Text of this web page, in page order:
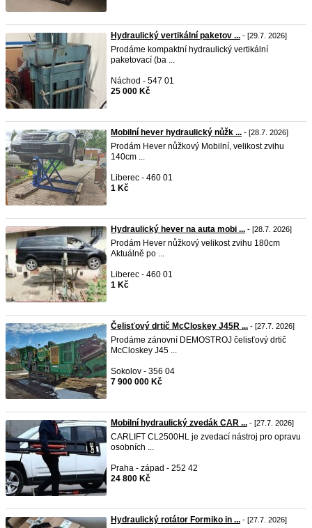
Hydraulický vertikální paketov ... - [29.7. 2026]
Prodáme kompaktní hydraulický vertikální
paketovací (ba ...
Náchod - 547 01
25 000 Kč
Mobilní hever hydraulický nůžk ... - [28.7. 2026]
Prodám Hever nůžkový Mobilní, velikost zvihu
140cm ...
Liberec - 460 01
1 Kč
Hydraulický hever na auta mobi ... - [28.7. 2026]
Prodám Hever nůžkový velikost zvihu 180cm
Aktuálně po ...
Liberec - 460 01
1 Kč
Čelisťový drtič McCloskey J45R ... - [27.7. 2026]
Prodáme zánovní DEMOSTROJ čelisťový drtič
McCloskey J45 ...
Sokolov - 356 04
7 900 000 Kč
Mobilní hydraulický zvedák CAR ... - [27.7. 2026]
CARLIFT CL2500HL je zvedací nástroj pro opravu
osobních ...
Praha - západ - 252 42
24 800 Kč
Hydraulický rotátor Formiko in ... - [27.7. 2026]